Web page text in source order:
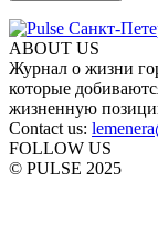
ABOUT US
Журнал о жизни
которые
жизненную
Contact us:
FOLLOW US
© PULSE 2025